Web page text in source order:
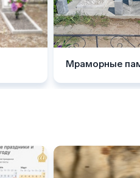
Мраморные